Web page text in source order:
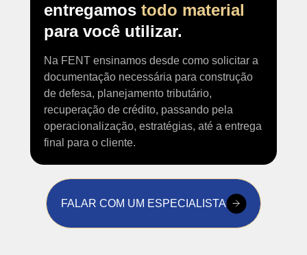
entregamos todo material
para você utilizar.
Na FENT ensinamos desde como solicitar a
documentação necessária para construção
de defesa, planejamento tributário,
recuperação de crédito, passando pela
operacionalização, estratégias, até a entrega
final para o cliente.
FALAR COM UM ESPECIALISTA